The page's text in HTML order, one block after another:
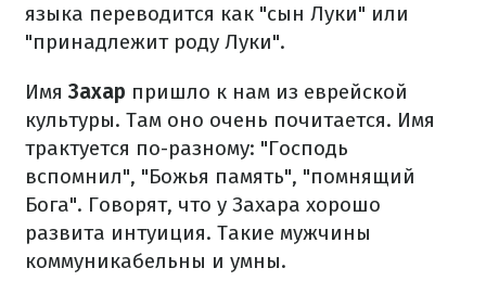
языка переводится как "сын Луки" или
"принадлежит роду Луки".
Имя Захар пришло к нам из еврейской
культуры. Там оно очень почитается. Имя
трактуется по-разному: "Господь
вспомнил", "Божья память", "помнящий
Бога". Говорят, что у Захара хорошо
развита интуиция. Такие мужчины
коммуникабельны и умны.